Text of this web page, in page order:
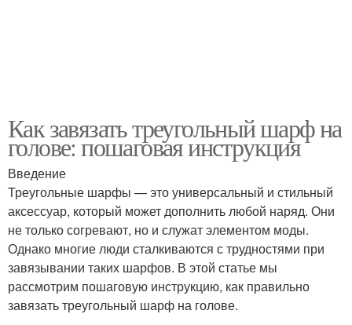
Как завязать треугольный шарф на
голове: пошаговая инструкция
Введение
Треугольные шарфы — это универсальный и стильный
аксессуар, который может дополнить любой наряд. Они
не только согревают, но и служат элементом моды.
Однако многие люди сталкиваются с трудностями при
завязывании таких шарфов. В этой статье мы
рассмотрим пошаговую инструкцию, как правильно
завязать треугольный шарф на голове.